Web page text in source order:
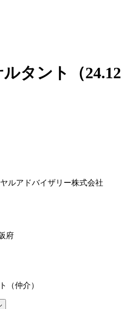
タント（24.12
ルアドバイザリー株式会社
府
（仲介）